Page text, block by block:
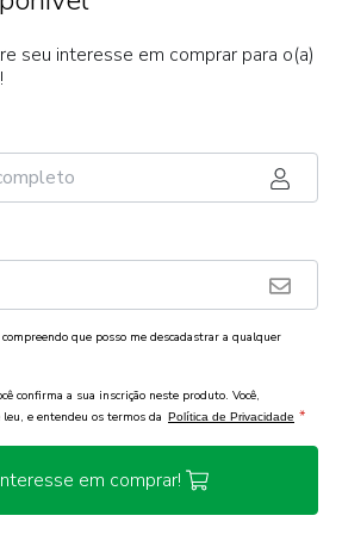
seu interesse em comprar para o(a)
que posso me descadastrar a qualquer
confirma a sua inscrição neste produto. Você,
e entendeu os termos da Política de Privacidade *
em comprar!